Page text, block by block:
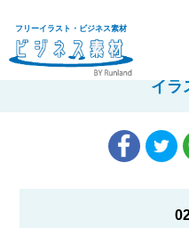
フリーイラスト・ビジネス素材
イラ